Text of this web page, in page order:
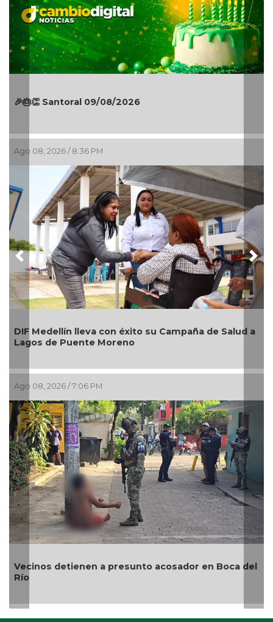
a
del
Lomas de Casa Blanca; dan seguimiento a
gestiones ciudadanas en territorio
Ago 08, 2026 / 6:55 PM
nuevos módulos comerciales para mejorar la
imagen de las playas e impulsar la economía de
Boca del Río
Ago 08, 2026 / 4:34 PM
Previous